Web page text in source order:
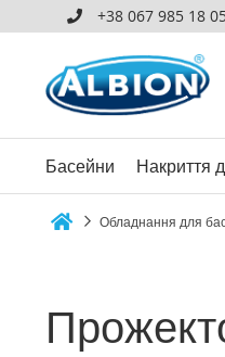
+38 067 985 18
Басейни Накриття
Обладнання для